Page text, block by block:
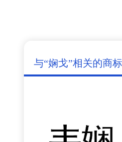
与“娴戈”相关的商标